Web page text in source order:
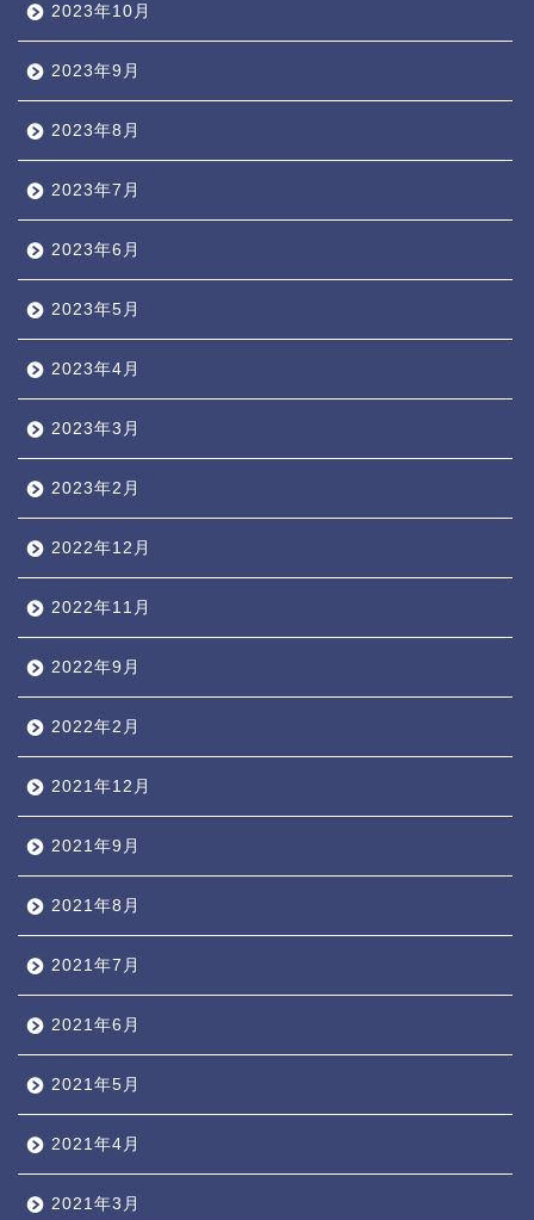
2023年10月
2023年9月
2023年8月
2023年7月
2023年6月
2023年5月
2023年4月
2023年3月
2023年2月
2022年12月
2022年11月
2022年9月
2022年2月
2021年12月
2021年9月
2021年8月
2021年7月
2021年6月
2021年5月
2021年4月
2021年3月